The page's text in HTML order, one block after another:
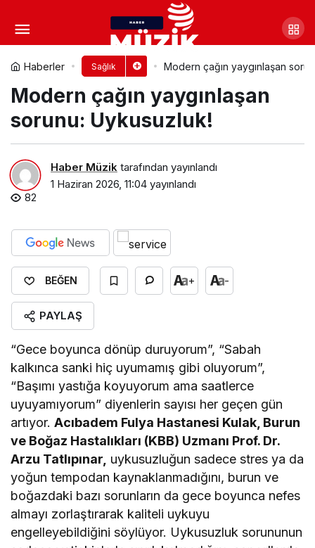
Haberler Sağlık Modern çağın yaygınlaşan
Modern çağın yaygınlaşan
sorunu: Uykusuzluk!
Haber Müzik tarafından yayınlandı
1 Haziran 2026, 11:04 yayınlandı
82
BEĞEN + -
PAYLAŞ
“Gece boyunca dönüp duruyorum”, “Sabah
kalkınca sanki hiç uyumamış gibi oluyorum”,
“Başımı yastığa koyuyorum ama saatlerce
uyuyamıyorum” diyenlerin sayısı her geçen gün
artıyor.Acıbadem Fulya Hastanesi Kulak, Burun
ve Boğaz Hastalıkları (KBB) Uzmanı Prof. Dr.
Arzu Tatlıpınar, uykusuzluğun sadece stres ya da
yoğun tempodan kaynaklanmadığını, burun ve
boğazdaki bazı sorunların da gece boyunca nefes
almayı zorlaştırarak kaliteli uykuyu
engelleyebildiğini söylüyor. Uykusuzluk sorununun
Doğum Sonrası Depresyona
Dikkat!Yorum Yap